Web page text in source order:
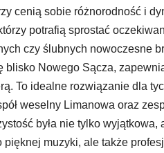
cenią sobie różnorodność i
potrafią sprostać
czy ślubnych nowoczesne
blisko Nowego Sącza,
To idealne rozwiązanie dla
weselny Limanowa oraz
była nie tylko wyjątkowa,
muzyki, ale także